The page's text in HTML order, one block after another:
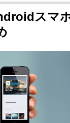
スマ